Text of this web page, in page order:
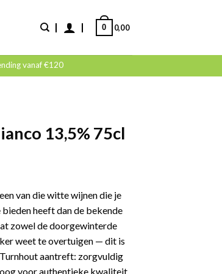
0,00
0
vanaf €120
13,5% 75cl
van die witte wijnen die je
heeft dan de bekende
zowel de doorgewinterde
weet te overtuigen — dit is
aantreft: zorgvuldig
voor authentieke kwaliteit